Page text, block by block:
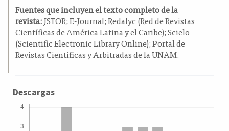
Fuentes que incluyen el texto completo de la
revista:JSTOR; E-Journal; Redalyc (Red de Revistas
Científicas de América Latina y el Caribe); Scielo
(Scientific Electronic Library Online); Portal de
Revistas Científicas y Arbitradas de la UNAM.
Descargas